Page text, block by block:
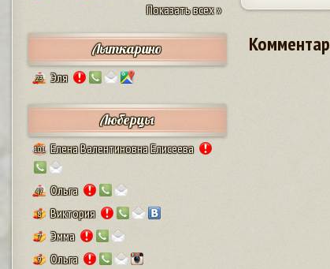
Показать всех »
Лыткарино
23 Эля
Люберцы
101 Елена Валентиновна Елисеева
47 Ольга
8 Виктория
7 Эмма
9
Ольга